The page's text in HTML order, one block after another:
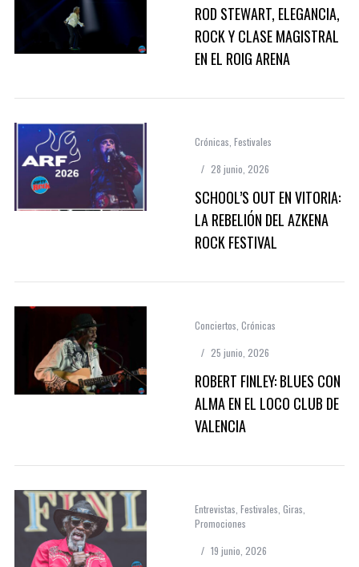
ROD STEWART, ELEGANCIA,
ROCK Y CLASE MAGISTRAL
EN EL ROIG ARENA
Crónicas Festivales
28 junio, 2026
SCHOOL’S OUT EN VITORIA:
LA REBELIÓN DEL AZKENA
ROCK FESTIVAL
Conciertos Crónicas
25 junio, 2026
ROBERT FINLEY: BLUES CON
ALMA EN EL LOCO CLUB DE
VALENCIA
Entrevistas Festivales Giras
Promociones
19 junio, 2026